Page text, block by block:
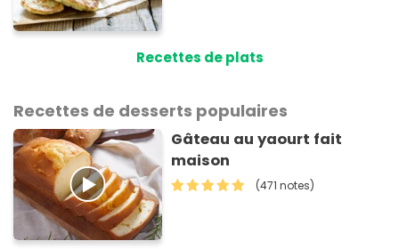
Recettes de plats
Recettes de desserts populaires
Gâteau au yaourt fait
maison
(471 notes)